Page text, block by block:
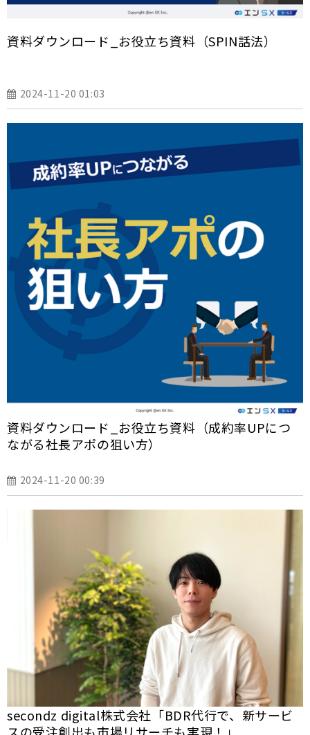
資料ダウンロード_お役立ち資料（SPIN話法）
2024-11-20 01:03
資料ダウンロード_お役立ち資料（成約率UPにつ
ながる社長アポの狙い方）
2024-11-20 00:39
secondz digital株式会社「BDR代行で、新サービ